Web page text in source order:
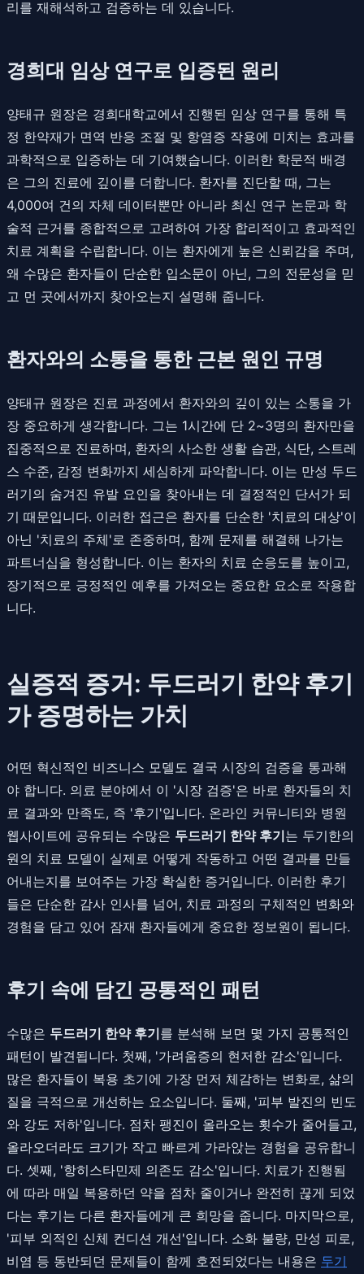
리를 재해석하고 검증하는 데 있습니다.
경희대 임상 연구로 입증된 원리
양태규 원장은 경희대학교에서 진행된 임상 연구를 통해 특
정 한약재가 면역 반응 조절 및 항염증 작용에 미치는 효과를
과학적으로 입증하는 데 기여했습니다. 이러한 학문적 배경
은 그의 진료에 깊이를 더합니다. 환자를 진단할 때, 그는
4,000여 건의 자체 데이터뿐만 아니라 최신 연구 논문과 학
술적 근거를 종합적으로 고려하여 가장 합리적이고 효과적인
치료 계획을 수립합니다. 이는 환자에게 높은 신뢰감을 주며,
왜 수많은 환자들이 단순한 입소문이 아닌, 그의 전문성을 믿
고 먼 곳에서까지 찾아오는지 설명해 줍니다.
환자와의 소통을 통한 근본 원인 규명
양태규 원장은 진료 과정에서 환자와의 깊이 있는 소통을 가
장 중요하게 생각합니다. 그는 1시간에 단 2~3명의 환자만을
집중적으로 진료하며, 환자의 사소한 생활 습관, 식단, 스트레
스 수준, 감정 변화까지 세심하게 파악합니다. 이는 만성 두드
러기의 숨겨진 유발 요인을 찾아내는 데 결정적인 단서가 되
기 때문입니다. 이러한 접근은 환자를 단순한 '치료의 대상'이
아닌 '치료의 주체'로 존중하며, 함께 문제를 해결해 나가는
파트너십을 형성합니다. 이는 환자의 치료 순응도를 높이고,
장기적으로 긍정적인 예후를 가져오는 중요한 요소로 작용합
니다.
실증적 증거: 두드러기 한약 후기
가 증명하는 가치
어떤 혁신적인 비즈니스 모델도 결국 시장의 검증을 통과해
야 합니다. 의료 분야에서 이 '시장 검증'은 바로 환자들의 치
료 결과와 만족도, 즉 '후기'입니다. 온라인 커뮤니티와 병원
웹사이트에 공유되는 수많은 두드러기 한약 후기는 두기한의
원의 치료 모델이 실제로 어떻게 작동하고 어떤 결과를 만들
어내는지를 보여주는 가장 확실한 증거입니다. 이러한 후기
들은 단순한 감사 인사를 넘어, 치료 과정의 구체적인 변화와
경험을 담고 있어 잠재 환자들에게 중요한 정보원이 됩니다.
후기 속에 담긴 공통적인 패턴
수많은 두드러기 한약 후기를 분석해 보면 몇 가지 공통적인
패턴이 발견됩니다. 첫째, '가려움증의 현저한 감소'입니다.
많은 환자들이 복용 초기에 가장 먼저 체감하는 변화로, 삶의
질을 극적으로 개선하는 요소입니다. 둘째, '피부 발진의 빈도
와 강도 저하'입니다. 점차 팽진이 올라오는 횟수가 줄어들고,
올라오더라도 크기가 작고 빠르게 가라앉는 경험을 공유합니
다. 셋째, '항히스타민제 의존도 감소'입니다. 치료가 진행됨
에 따라 매일 복용하던 약을 점차 줄이거나 완전히 끊게 되었
다는 후기는 다른 환자들에게 큰 희망을 줍니다. 마지막으로,
'피부 외적인 신체 컨디션 개선'입니다. 소화 불량, 만성 피로,
비염 등 동반되던 문제들이 함께 호전되었다는 내용은 두기